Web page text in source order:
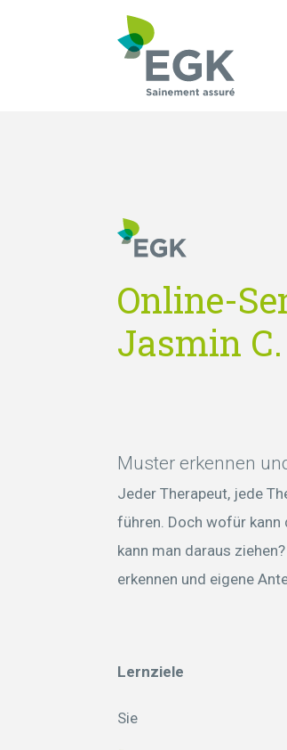
Online-
Jasmin
Muster erkennen
Jeder Therapeut, jede
führen. Doch wofür kann
kann man daraus
erkennen und eigene
Lernziele
Sie
Qu'est-ce